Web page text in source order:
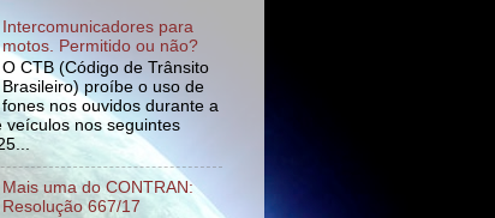
Intercomunicadores para
motos. Permitido ou não?
O CTB (Código de Trânsito
Brasileiro) proíbe o uso de
fones nos ouvidos durante a
veículos nos seguintes
Mais uma do CONTRAN:
Resolução 667/17